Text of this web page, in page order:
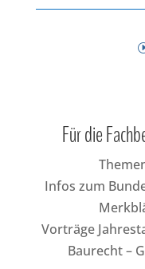
Für die
Infos zum
Vorträge
Baurecht –